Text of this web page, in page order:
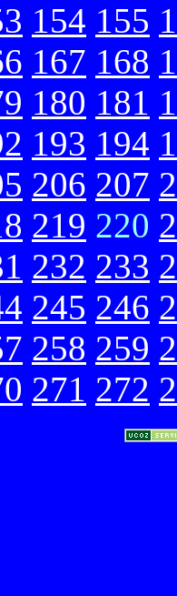
154 155
167 168
180 181
193 194
206 207
219 220
232 233
245 246
258 259
271 272